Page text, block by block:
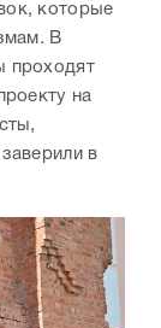
которые
В
проходят
на
в